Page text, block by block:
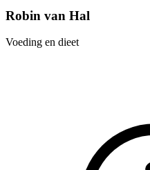
Robin van Hal
Voeding en dieet